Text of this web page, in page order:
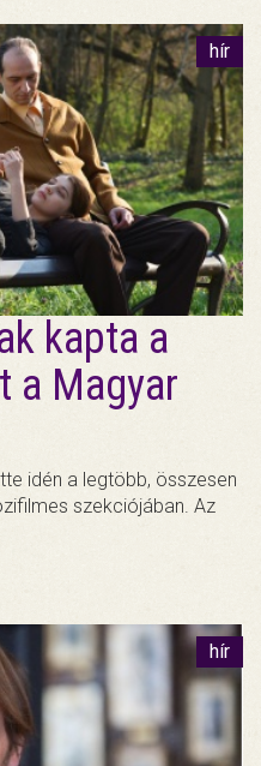
hír
kapta a
a Magyar
idén a legtöbb, összesen
szekciójában. Az
hír